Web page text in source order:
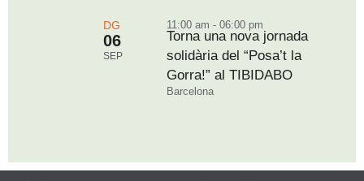
DG
06
SEP
11:00 am - 06:00 pm
Torna una nova jornada
solidària del “Posa’t la
Gorra!” al TIBIDABO
Barcelona